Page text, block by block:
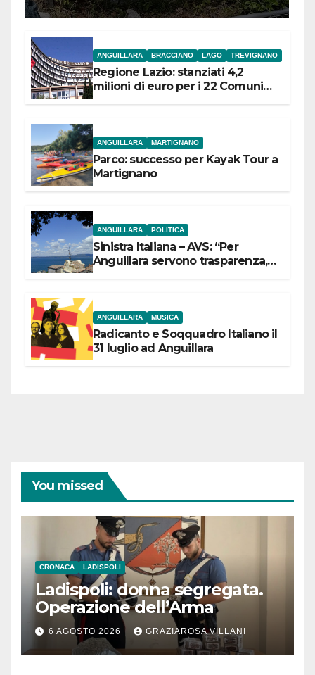
ANGUILLARA BRACCIANO LAGO TREVIGNANO
Regione Lazio: stanziati 4,2
milioni di euro per i 22 Comuni
ANGUILLARA MARTIGNANO
Parco: successo per Kayak Tour a
Martignano
ANGUILLARA POLITICA
Sinistra Italiana – AVS: “Per
Anguillara servono trasparenza,
ANGUILLARA MUSICA
Radicanto e Soqquadro Italiano il
31 luglio ad Anguillara
You missed
CRONACA LADISPOLI
Ladispoli: donna segregata.
Operazione dell’Arma
6 AGOSTO 2026 GRAZIAROSA VILLANI